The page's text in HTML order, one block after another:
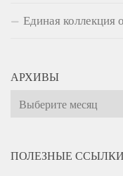
Единая коллекция
АРХИВЫ
Архивы
ПОЛЕЗНЫЕ ССЫЛКИ